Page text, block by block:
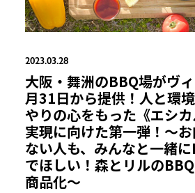
大阪・舞洲のBBQ場がヴ
月31日から提供！人と環
やりの心をもった《エシカ
実現に向けた第一弾！〜
ない人も、みんなと一緒
でほしい！森とリルの
商品化〜
2023.03.28